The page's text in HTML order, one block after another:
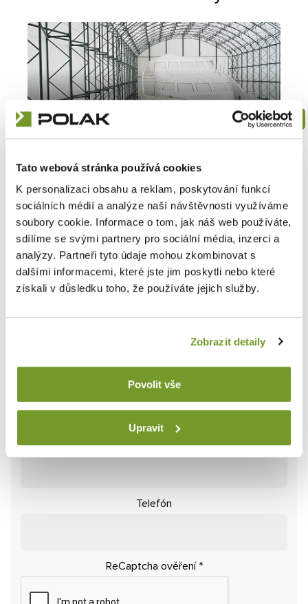
Tato webová stránka používá cookies
K personalizaci obsahu a reklam, poskytování funkcí
sociálních médií a analýze naší návštěvnosti využíváme
soubory cookie. Informace o tom, jak náš web používáte,
sdílíme se svými partnery pro sociální média, inzerci a
analýzy. Partneři tyto údaje mohou zkombinovat s
dalšími informacemi, které jste jim poskytli nebo které
získali v důsledku toho, že používáte jejich služby.
Zobrazit detaily
Povolit vše
Upravit
Hangáre 2006
Danube Marine Consulting
Hangár pro jachtu,
Bratislava SK
Detail
Spýtajte sa na čokoľvek
Meno
Telefón
ReCaptcha ověření *